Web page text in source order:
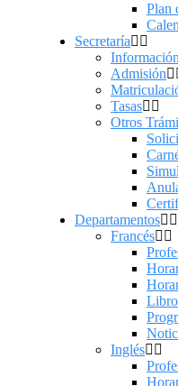
Plan
Secretaría
Información
Admisión
Tasas
Otros
Departamentos
Francés
Inglés